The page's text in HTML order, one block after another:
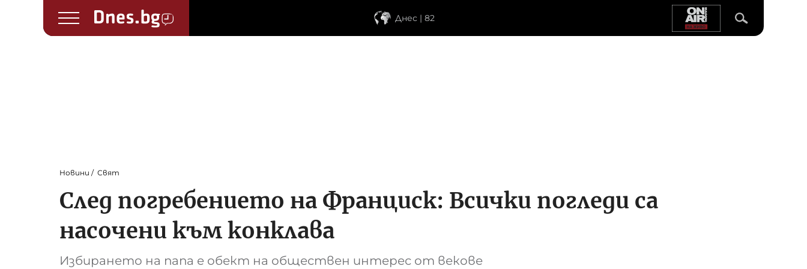
Днес | 82
Новини Свят
След погребението на Франциск: Всички погледи са
насочени към конклава
Избирането на папа е обект на обществен интерес от векове